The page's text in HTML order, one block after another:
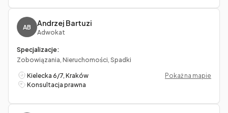
AB Andrzej Bartuzi
Adwokat
Specjalizacje:
Zobowiązania, Nieruchomości, Spadki
Kielecka 6/7, Kraków
Pokaż na mapie
Konsultacja prawna